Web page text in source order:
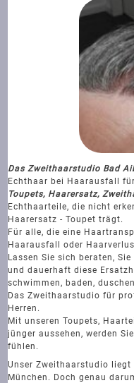
Das Zweithaarstudio Bad
Echthaar bei Haarausfall
Toupets, Haarersatz,
Echthaarteile, die nicht
Haarersatz - Toupet trägt.
Für alle, die eine
Haarausfall oder
Lassen Sie sich beraten,
und dauerhaft diese
schwimmen, baden,
Das Zweithaarstudio für
Herren.
Mit unseren Toupets,
jünger aussehen, werden
fühlen.
Unser Zweithaarstudio
München. Doch genau